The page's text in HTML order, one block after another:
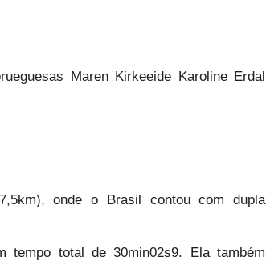
Maren Kirkeeide Karoline Erdal
onde o Brasil contou com dupla
tempo total de 30min02s9. Ela também